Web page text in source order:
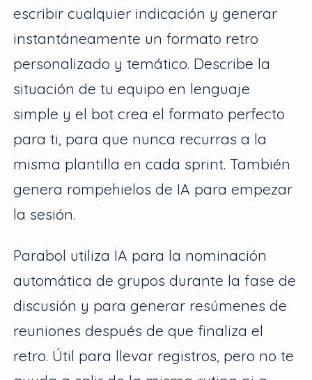
escribir cualquier indicación y generar
instantáneamente un formato retro
personalizado y temático. Describe la
situación de tu equipo en lenguaje
simple y el bot crea el formato perfecto
para ti, para que nunca recurras a la
misma plantilla en cada sprint. También
genera rompehielos de IA para empezar
la sesión.
Parabol utiliza IA para la nominación
automática de grupos durante la fase de
discusión y para generar resúmenes de
reuniones después de que finaliza el
retro. Útil para llevar registros, pero no te